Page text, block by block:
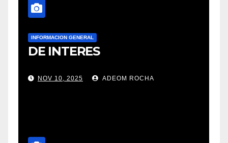
INFORMACION GENERAL
DE INTERES
NOV 10, 2025 ADEOM ROCHA